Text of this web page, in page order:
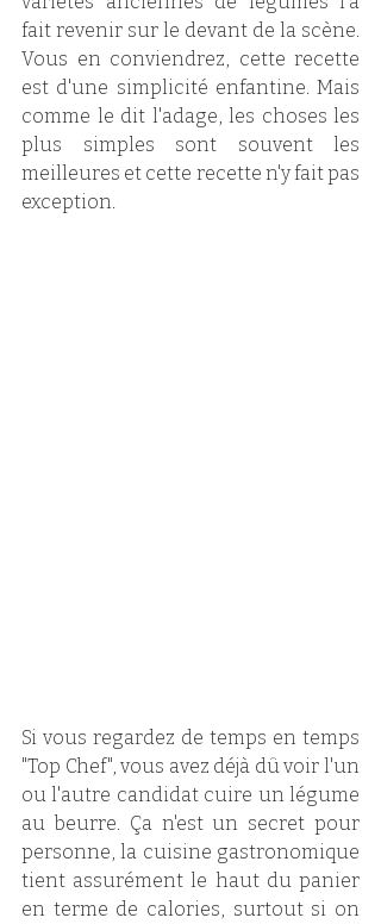
fait revenir sur le devant de la scène.
Vous en conviendrez, cette recette
est d'une simplicité enfantine. Mais
comme le dit l'adage, les choses les
plus simples sont souvent les
meilleures et cette recette n'y fait pas
exception.
Si vous regardez de temps en temps
"Top Chef", vous avez déjà dû voir l'un
ou l'autre candidat cuire un légume
au beurre. Ça n'est un secret pour
personne, la cuisine gastronomique
tient assurément le haut du panier
en terme de calories, surtout si on